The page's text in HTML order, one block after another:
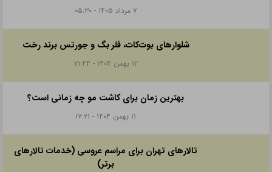
۷ مرداد ۱۴۰۵ - ۰۵:۳۰
شلوارهای بوت‌کات، فلر بگ و جورتس برند رخت
۱۲ بهمن ۱۴۰۴ - ۲۱:۴۴
بهترین زمان برای کاشت مو چه زمانی است؟
۱۱ بهمن ۱۴۰۴ - ۱۷:۲۱
تالارهای تهران برای مراسم عروسی (خدمات تالارهای
برتر)